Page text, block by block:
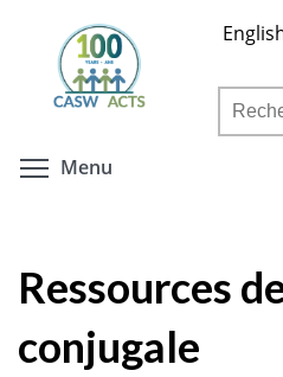
contenu
principal
Menu
Ressources
conjugale